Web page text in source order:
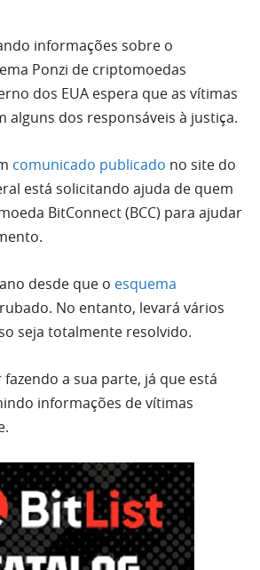
informações sobre o
Ponzi de criptomoedas
dos EUA espera que as vítimas
alguns dos responsáveis ​​à justiça.
comunicado publicado no site do
está solicitando ajuda de quem
BitConnect (BCC) para ajudar
desde que o esquema
No entanto, levará vários
seja totalmente resolvido.
fazendo a sua parte, já que está
informações de vítimas